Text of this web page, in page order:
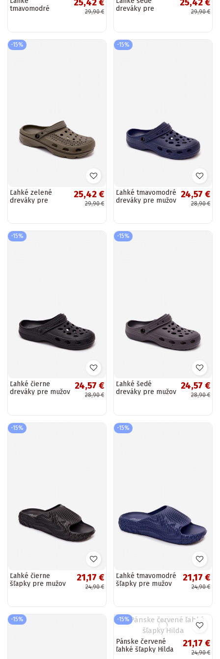
tmavomodré
25,42 €
29,90 €
dreváky pre
25,42 €
29,90 €
-15%
Ľahké zelené
dreváky pre
25,42 €
29,90 €
-15%
Ľahké tmavomodré
dreváky pre mužov
24,57 €
28,90 €
-15%
Ľahké čierne
dreváky pre mužov
24,57 €
28,90 €
-15%
Ľahké šedé
dreváky pre mužov
24,57 €
28,90 €
-15%
Ľahké čierne
šľapky pre mužov
21,17 €
24,90 €
-15%
Ľahké tmavomodré
šľapky pre mužov
21,17 €
24,90 €
-15% -15%
Pánske červené
ľahké šľapky Hilda
21,17 €
24,90 €